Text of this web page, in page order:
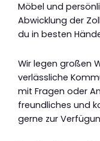
Möbel und
Abwicklung der
du in besten
Wir legen großen
verlässliche
mit Fragen oder
freundliches und
gerne zur